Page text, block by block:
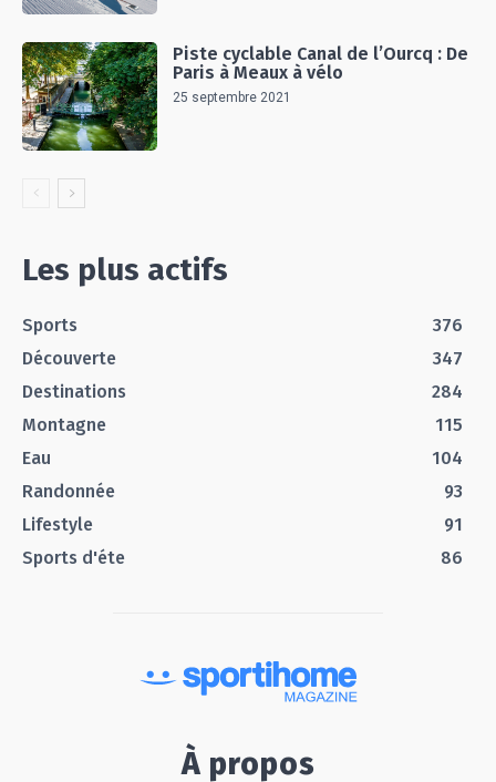
Piste cyclable Canal de l’Ourcq : De
Paris à Meaux à vélo
25 septembre 2021
Les plus actifs
Sports
376
Découverte
347
Destinations
284
Montagne
115
Eau
104
Randonnée
93
Lifestyle
91
Sports d'éte
86
À propos